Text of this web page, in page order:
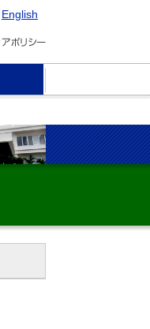
English